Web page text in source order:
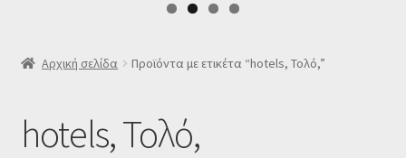
SLIDERΑρχική σελίδα Προϊόντα με ετικέτα “hotels, Τολό,”
hotels, Τολό,